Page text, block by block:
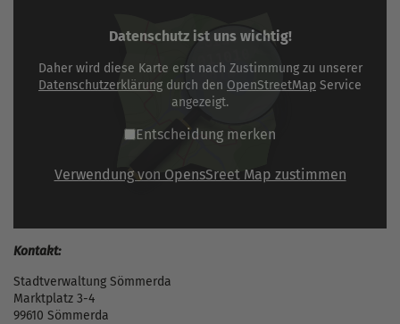
Datenschutz ist uns wichtig!
Daher wird diese Karte erst nach Zustimmung zu unserer
Datenschutzerklärung durch den OpenStreetMap Service
angezeigt.
Entscheidung merken
Verwendung von OpensSreet Map zustimmen
Kontakt:
Stadtverwaltung Sömmerda
Marktplatz 3-4
99610 Sömmerda